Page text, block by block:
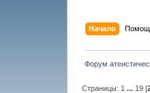
Начало
Форум
Страницы: 1 ... 19 [